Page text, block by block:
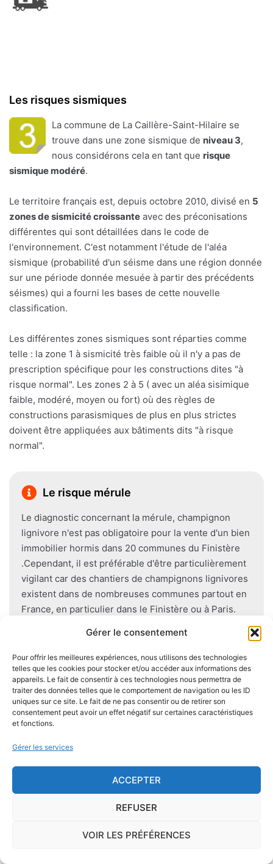
Gérer le consentement
Pour offrir les meilleures expériences, nous utilisons des technologies
telles que les cookies pour stocker et/ou accéder aux informations des
appareils. Le fait de consentir à ces technologies nous permettra de
traiter des données telles que le comportement de navigation ou les ID
uniques sur ce site. Le fait de ne pas consentir ou de retirer son
consentement peut avoir un effet négatif sur certaines caractéristiques
et fonctions.
Gérer les services
ACCEPTER
REFUSER
VOIR LES PRÉFÉRENCES
Les risques sismiques
La commune de La Caillère-Saint-Hilaire se
trouve dans une zone sismique de niveau 3,
nous considérons cela en tant que risque
sismique modéré.
Le territoire français est, depuis octobre 2010, divisé en 5
zones de sismicité croissante avec des préconisations
différentes qui sont détaillées dans le code de
l'environnement. C'est notamment l'étude de l'aléa
sismique (probabilité d'un séisme dans une région donnée
sur une période donnée mesuée à partir des précédents
séismes) qui a fourni les bases de cette nouvelle
classification.
Les différentes zones sismiques sont réparties comme
telle : la zone 1 à sismicité très faible où il n'y a pas de
prescription spécifique pour les constructions dites "à
risque normal". Les zones 2 à 5 ( avec un aléa sisimique
faible, modéré, moyen ou fort) où des règles de
constructions parasismiques de plus en plus strictes
doivent être appliquées aux bâtiments dits "à risque
normal".
Le risque mérule
Le diagnostic concernant la mérule, champignon
lignivore n'est pas obligatoire pour la vente d'un bien
immobilier hormis dans 20 communes du Finistère
.Cependant, il est préférable d'être particulièrement
vigilant car des chantiers de champignons lignivores
existent dans de nombreuses communes partout en
France, en particulier dans le Finistère ou à Paris.
Pour éviter l'apparition et la prolifération de mérule
dans un logement contenant du bois, des règles sont
à respecter lors de la construction de celui-ci.
Utiliser des bois secs, éviter autant que possible le
contact direct entre le bois et le sol, s'assurer de
l'étanchéité des façades et toitures ou encore
majeurs d'apparition de champignons lignivores.
Je demande le descriptif des
risques pour ma ville